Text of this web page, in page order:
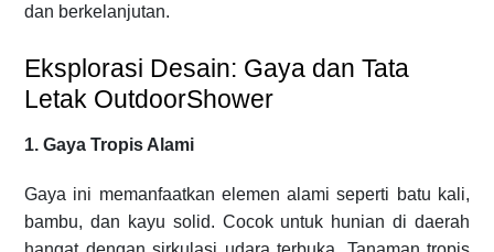
dan berkelanjutan.
Eksplorasi Desain: Gaya dan Tata
Letak OutdoorShower
1. Gaya Tropis Alami
Gaya ini memanfaatkan elemen alami seperti batu kali,
bambu, dan kayu solid. Cocok untuk hunian di daerah